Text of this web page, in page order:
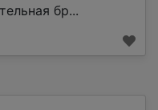
бр...